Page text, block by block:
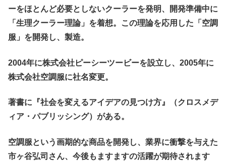
ーをほとんど必要としないクーラーを発明、開発準備中に
「生理クーラー理論」を着想。この理論を応用した「空調
服」を開発し、製造。
2004年に株式会社ピーシーツービーを設立し、2005年に
株式会社空調服に社名変更。
著書に『社会を変えるアイデアの見つけ方』（クロスメデ
ィア・パブリッシング）がある。
空調服という画期的な商品を開発し、業界に衝撃を与えた
市ヶ谷弘司さん、今後もますますの活躍が期待されます